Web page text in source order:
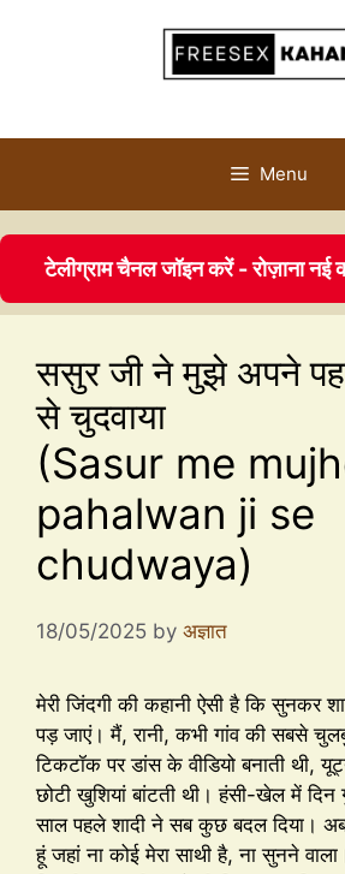
Menu
टेलीग्राम चैनल जॉइन करें - रोज़ाना नई
ससुर जी ने मुझे अपने
से चुदवाया
(Sasur me
pahalwan ji se
chudwaya)
18/05/2025 by अज्ञात
मेरी जिंदगी की कहानी ऐसी है कि सुनकर
पड़ जाएं। मैं, रानी, कभी गांव की सबसे
टिकटॉक पर डांस के वीडियो बनाती थी,
छोटी खुशियां बांटती थी। हंसी-खेल में
साल पहले शादी ने सब कुछ बदल दिया।
हूं जहां ना कोई मेरा साथी है, ना सुनने